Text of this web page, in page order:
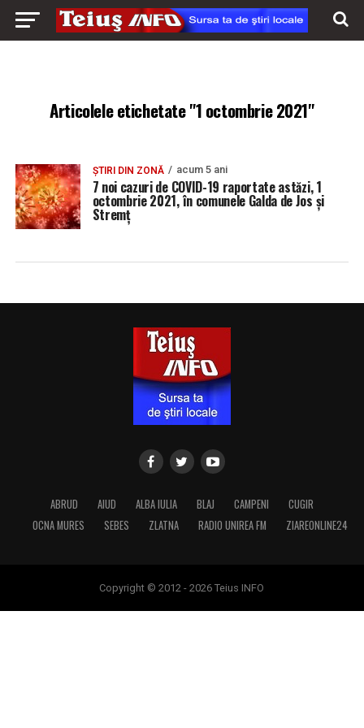
Articolele etichetate "1 octombrie 2021"
ȘTIRI DIN ZONĂ acum 5 ani
7 noi cazuri de COVID-19 raportate astăzi, 1
octombrie 2021, în comunele Galda de Jos și
Stremț
ABRUD AIUD ALBA IULIA BLAJ CAMPENI
CUGIR
OCNA MURES
SEBES ZLATNA RADIO UNIREA FM ZIAREONLINE24
Copyright © 2012 - 2026 Teius INFO